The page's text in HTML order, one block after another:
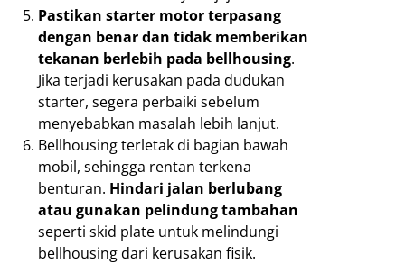
Pastikan starter motor terpasang
dengan benar dan tidak memberikan
tekanan berlebih pada bellhousing.
Jika terjadi kerusakan pada dudukan
starter, segera perbaiki sebelum
menyebabkan masalah lebih lanjut.
Bellhousing terletak di bagian bawah
mobil, sehingga rentan terkena
benturan. Hindari jalan berlubang
atau gunakan pelindung tambahan
seperti skid plate untuk melindungi
bellhousing dari kerusakan fisik.